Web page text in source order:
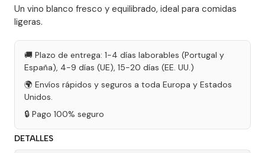
Un vino blanco fresco y equilibrado, ideal para comidas
ligeras.
🚚 Plazo de entrega: 1-4 días laborables (Portugal y
España), 4-9 días (UE), 15-20 días (EE. UU.)
🌍 Envíos rápidos y seguros a toda Europa y Estados
Unidos.
🔒 Pago 100% seguro
DETALLES